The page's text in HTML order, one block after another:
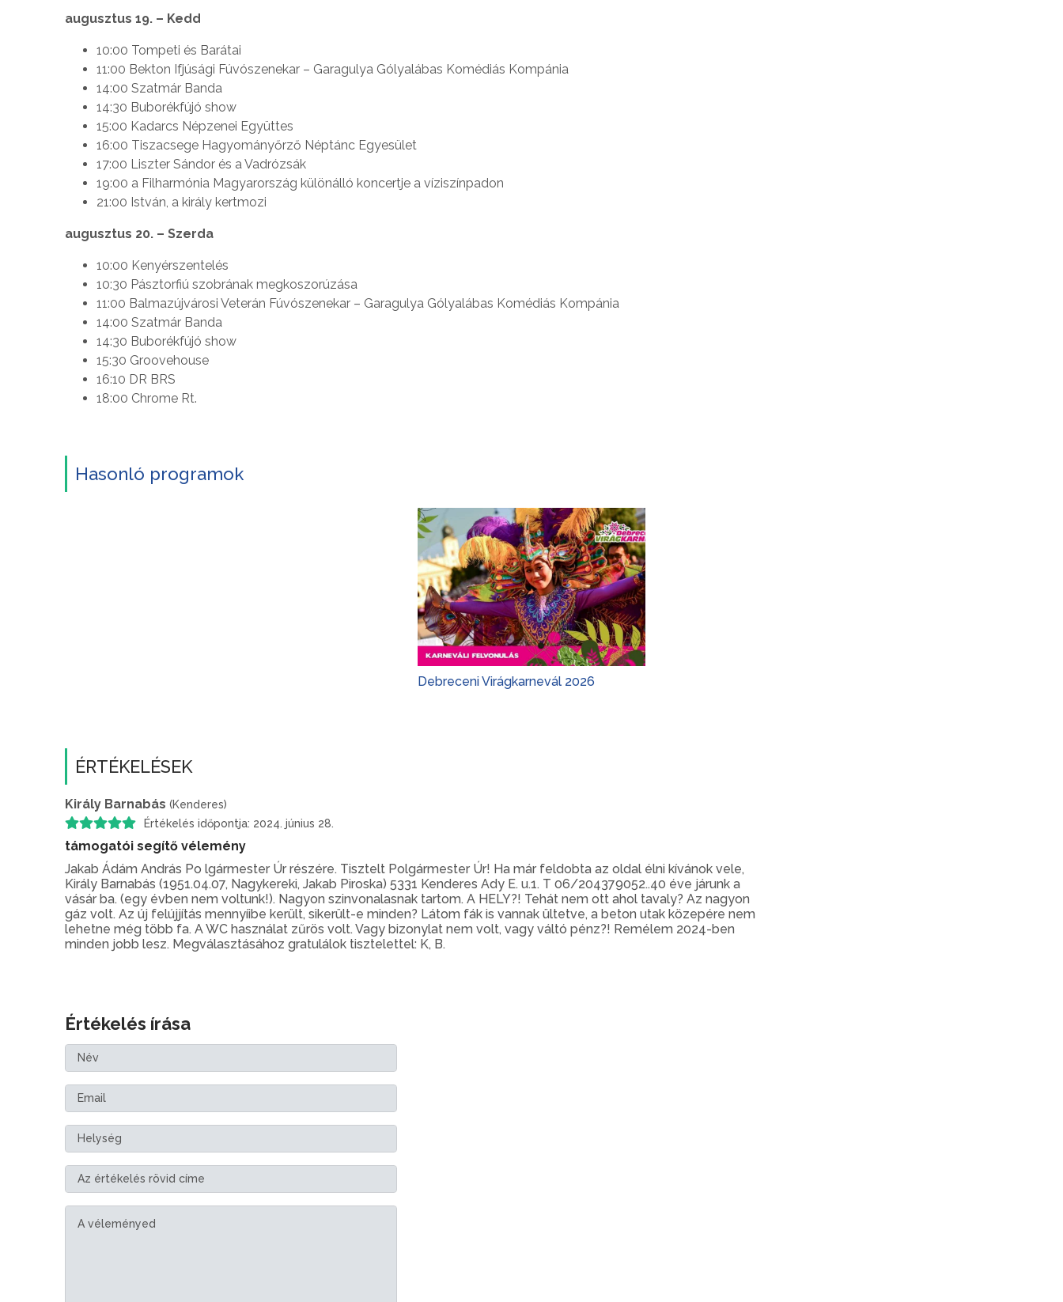
augusztus 19. – Kedd
10:00 Tompeti és Barátai
11:00 Bekton Ifjúsági Fúvószenekar – Garagulya Gólyalábas Komédiás Kompánia
14:00 Szatmár Banda
14:30 Buborékfújó show
15:00 Kadarcs Népzenei Együttes
16:00 Tiszacsege Hagyományőrző Néptánc Egyesület
17:00 Liszter Sándor és a Vadrózsák
19:00 a Filharmónia Magyarország különálló koncertje a víziszínpadon
21:00 István, a király kertmozi
augusztus 20. – Szerda
10:00 Kenyérszentelés
10:30 Pásztorfiú szobrának megkoszorúzása
11:00 Balmazújvárosi Veterán Fúvószenekar – Garagulya Gólyalábas Komédiás Kompánia
14:00 Szatmár Banda
14:30 Buborékfújó show
15:30 Groovehouse
16:10 DR BRS
18:00 Chrome Rt.
Hasonló programok
Debreceni Virágkarnevál 2026
ÉRTÉKELÉSEK
Király Barnabás (Kenderes)
Értékelés időpontja: 2024. június 28.
támogatói segítő vélemény
Jakab Ádám András Po lgármester Úr részére. Tisztelt Polgármester Úr! Ha már feldobta az oldal élni kívánok vele,
Király Barnabás (1951.04.07, Nagykereki, Jakab Piroska) 5331 Kenderes Ady E. u.1. T 06/204379052..40 éve járunk a
vásár ba. (egy évben nem voltunk!). Nagyon szinvonalasnak tartom. A HELY?! Tehát nem ott ahol tavaly? Az nagyon
gáz volt. Az új felújjítás mennyíibe került, sikerült-e minden? Látom fák is vannak ültetve, a beton utak közepére nem
lehetne még több fa. A WC használat zűrös volt. Vagy bizonylat nem volt, vagy váltó pénz?! Remélem 2024-ben
minden jobb lesz. Megválasztásához gratulálok tisztelettel: K, B.
Értékelés írása